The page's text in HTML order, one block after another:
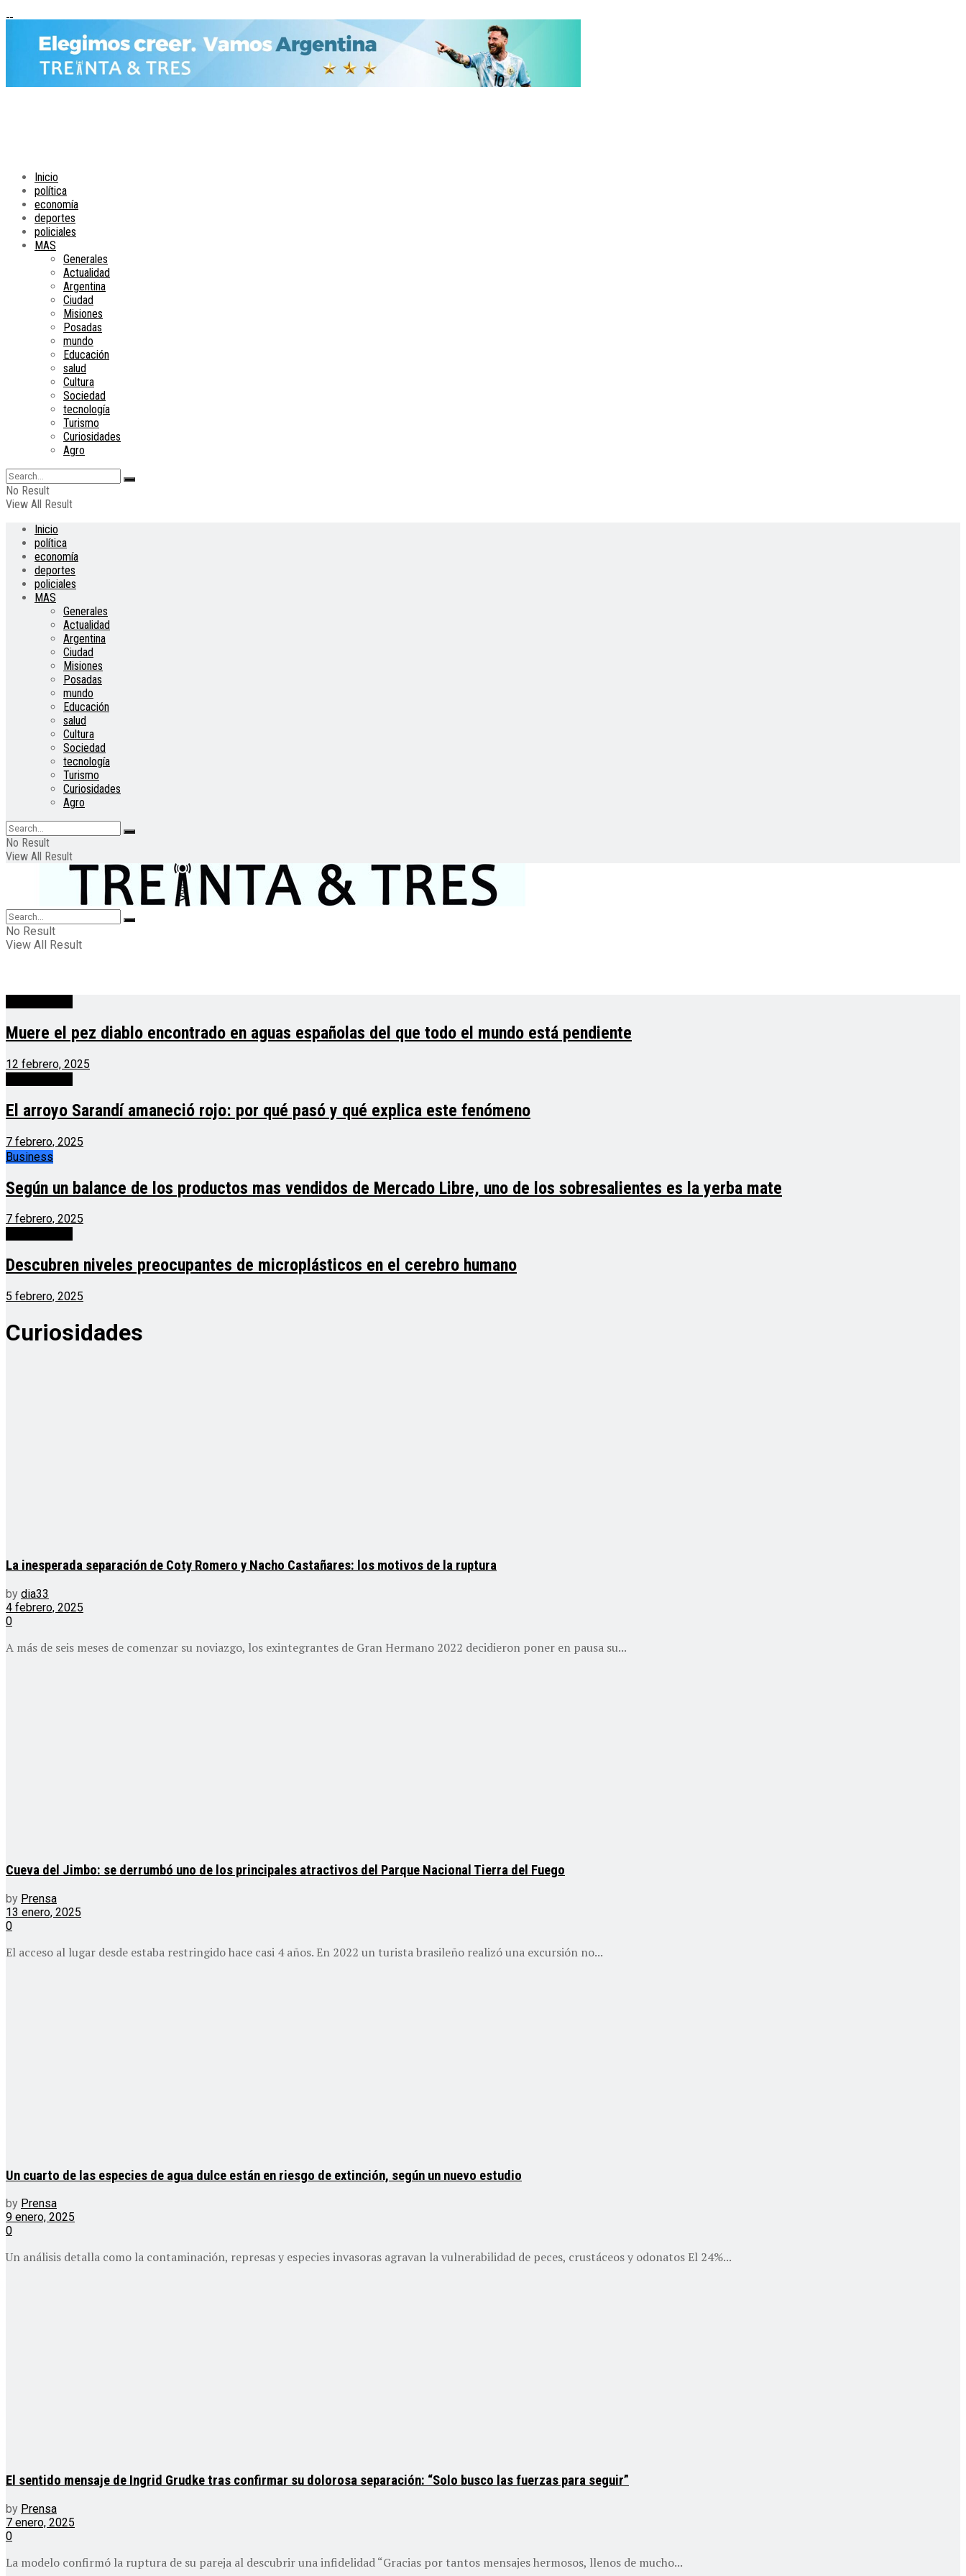
Inicio
política
economía
deportes
policiales
MAS
Generales
Actualidad
Argentina
Ciudad
Misiones
Posadas
mundo
Educación
salud
Cultura
Sociedad
tecnología
Turismo
Curiosidades
Agro
No Result
View All Result
Inicio
política
economía
deportes
policiales
MAS
Generales
Actualidad
Argentina
Ciudad
Misiones
Posadas
mundo
Educación
salud
Cultura
Sociedad
tecnología
Turismo
Curiosidades
Agro
No Result
View All Result
No Result
View All Result
Muere el pez diablo encontrado en aguas españolas del que todo el mundo está pendiente
12 febrero, 2025
El arroyo Sarandí amaneció rojo: por qué pasó y qué explica este fenómeno
7 febrero, 2025
Business
Según un balance de los productos mas vendidos de Mercado Libre, uno de los sobresalientes es la yerba mate
7 febrero, 2025
Descubren niveles preocupantes de microplásticos en el cerebro humano
5 febrero, 2025
Curiosidades
La inesperada separación de Coty Romero y Nacho Castañares: los motivos de la ruptura
by dia33
4 febrero, 2025
0
A más de seis meses de comenzar su noviazgo, los exintegrantes de Gran Hermano 2022 decidieron poner en pausa su...
Cueva del Jimbo: se derrumbó uno de los principales atractivos del Parque Nacional Tierra del Fuego
by Prensa
13 enero, 2025
0
El acceso al lugar desde estaba restringido hace casi 4 años. En 2022 un turista brasileño realizó una excursión no...
Un cuarto de las especies de agua dulce están en riesgo de extinción, según un nuevo estudio
by Prensa
9 enero, 2025
0
Un análisis detalla como la contaminación, represas y especies invasoras agravan la vulnerabilidad de peces, crustáceos y odonatos El 24%...
El sentido mensaje de Ingrid Grudke tras confirmar su dolorosa separación: “Solo busco las fuerzas para seguir”
by Prensa
7 enero, 2025
0
La modelo confirmó la ruptura de su pareja al descubrir una infidelidad “Gracias por tantos mensajes hermosos, llenos de mucho...